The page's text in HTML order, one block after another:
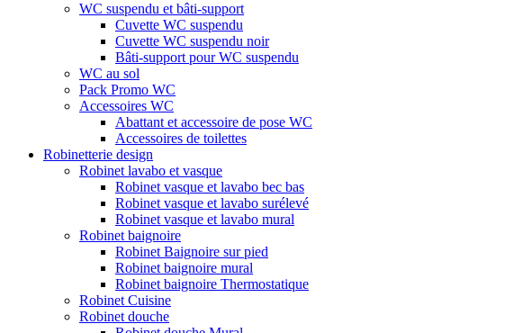
WC suspendu et bâti-support
Cuvette WC suspendu
Cuvette WC suspendu noir
Bâti-support pour WC suspendu
WC au sol
Pack Promo WC
Accessoires WC
Abattant et accessoire de pose WC
Accessoires de toilettes
Robinetterie design
Robinet lavabo et vasque
Robinet vasque et lavabo bec bas
Robinet vasque et lavabo surélevé
Robinet vasque et lavabo mural
Robinet baignoire
Robinet Baignoire sur pied
Robinet baignoire mural
Robinet baignoire Thermostatique
Robinet Cuisine
Robinet douche